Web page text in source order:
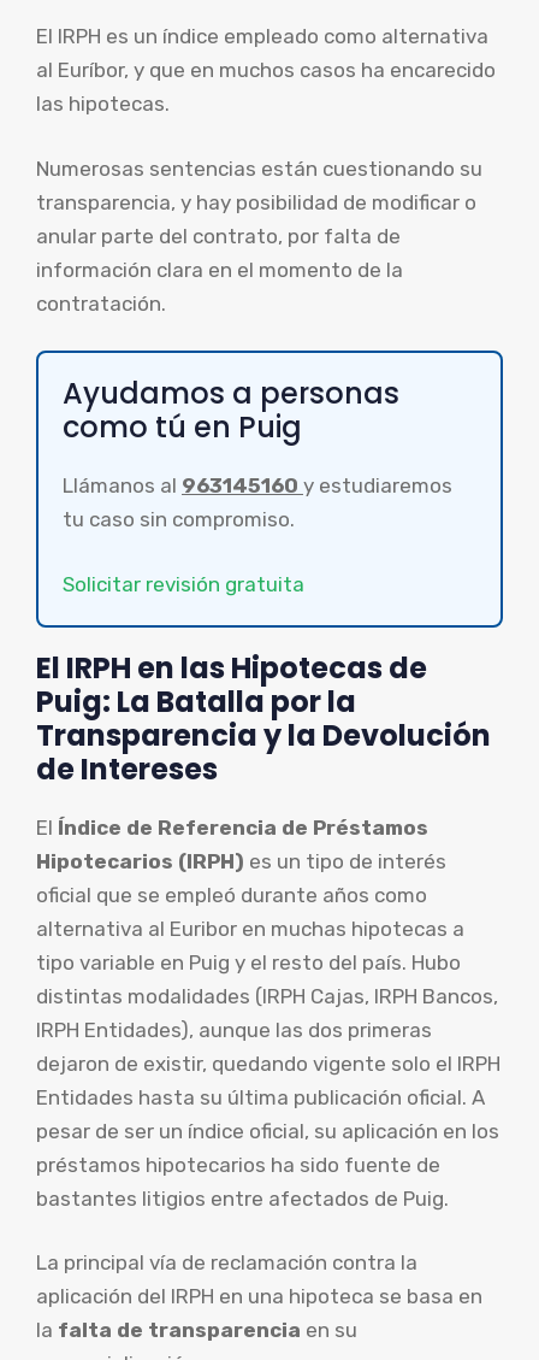
El IRPH es un índice empleado como alternativa
al Euríbor, y que en muchos casos ha encarecido
las hipotecas.
Numerosas sentencias están cuestionando su
transparencia, y hay posibilidad de modificar o
anular parte del contrato, por falta de
información clara en el momento de la
contratación.
Ayudamos a personas
como tú en Puig
Llámanos al 963145160 y estudiaremos
tu caso sin compromiso.
Solicitar revisión gratuita
El IRPH en las Hipotecas de
Puig: La Batalla por la
Transparencia y la Devolución
de Intereses
El Índice de Referencia de Préstamos
Hipotecarios (IRPH) es un tipo de interés
oficial que se empleó durante años como
alternativa al Euribor en muchas hipotecas a
tipo variable en Puig y el resto del país. Hubo
distintas modalidades (IRPH Cajas, IRPH Bancos,
IRPH Entidades), aunque las dos primeras
dejaron de existir, quedando vigente solo el IRPH
Entidades hasta su última publicación oficial. A
pesar de ser un índice oficial, su aplicación en los
préstamos hipotecarios ha sido fuente de
bastantes litigios entre afectados de Puig.
La principal vía de reclamación contra la
aplicación del IRPH en una hipoteca se basa en
la falta de transparencia en su